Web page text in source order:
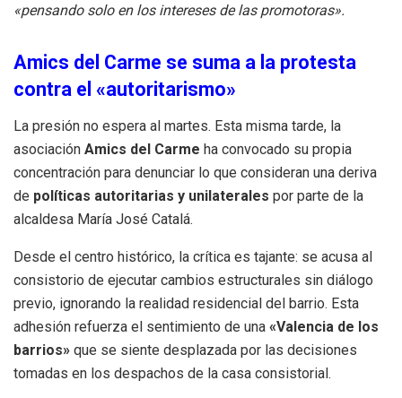
«pensando solo en los intereses de las promotoras».
Amics del Carme se suma a la protesta
contra el «autoritarismo»
La presión no espera al martes. Esta misma tarde, la
asociación Amics del Carme ha convocado su propia
concentración para denunciar lo que consideran una deriva
de políticas autoritarias y unilaterales por parte de la
alcaldesa María José Catalá.
Desde el centro histórico, la crítica es tajante: se acusa al
consistorio de ejecutar cambios estructurales sin diálogo
previo, ignorando la realidad residencial del barrio. Esta
adhesión refuerza el sentimiento de una «Valencia de los
barrios» que se siente desplazada por las decisiones
tomadas en los despachos de la casa consistorial.